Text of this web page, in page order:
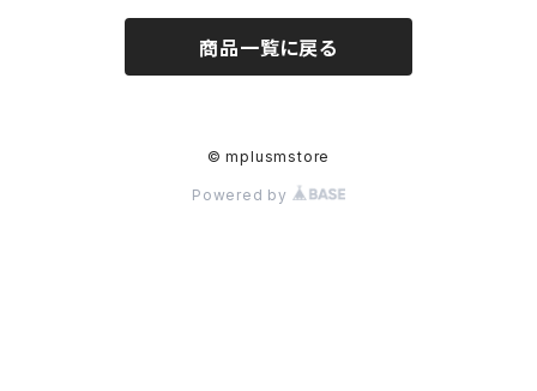
商品一覧に戻る
© mplusmstore
Powered by